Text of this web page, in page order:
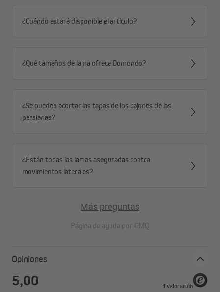
reducir la pérdida de calor hasta en un 70 por ciento.
aislamiento de la tapa de cierre (no incluido en el suministro) se
pega en la caja de la persiana con adhesivo de montaje y luego se
inserta la estera de polietileno en la ranura. ¡Listo! La estera de
¿Cuándo estará disponible el artículo?
¿Qué tamaños de lama ofrece Domondo?
¿Se pueden acortar las tapas de los cajones de las
persianas?
¿Están todas las lamas aseguradas contra
movimientos laterales?
Más preguntas
Página de ayuda por OMQ
Opiniones